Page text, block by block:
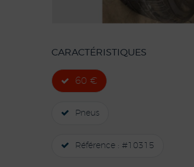
CARACTÉRISTIQUES
60 €
Pneus
Référence : #10315